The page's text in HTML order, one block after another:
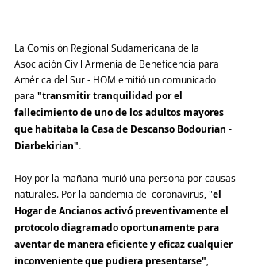
La Comisión Regional Sudamericana de la
Asociación Civil Armenia de Beneficencia para
América del Sur - HOM emitió un comunicado
para "transmitir tranquilidad por el
fallecimiento de uno de los adultos mayores
que habitaba la Casa de Descanso Bodourian -
Diarbekirian".
Hoy por la mañana murió una persona por causas
naturales. Por la pandemia del coronavirus, "el
Hogar de Ancianos activó preventivamente el
protocolo diagramado oportunamente para
aventar de manera eficiente y eficaz cualquier
inconveniente que pudiera presentarse",